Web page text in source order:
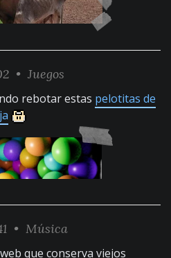
• Juegos
rebotar estas pelotitas de
• Música
que conserva viejos